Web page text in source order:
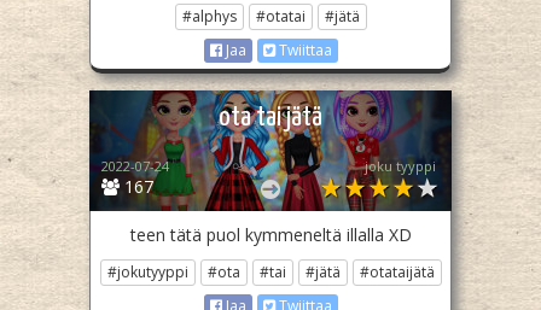
#alphys #otatai
#jätä
Jaa
Twiittaa
ota tai jätä
167
2022-07-24 joku tyyppi
teen tätä puol kymmeneltä illalla XD
#jokutyyppi #ota #tai #jätä
#otataijätä
Jaa
Twiittaa